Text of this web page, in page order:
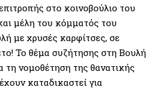
στο κοινοβούλιο του
μέλη του κόμματός του
με χρυσές καρφίτσες, σε
Το θέμα συζήτησης στη Βουλή
τη νομοθέτηση της θανατικής
καταδικαστεί για